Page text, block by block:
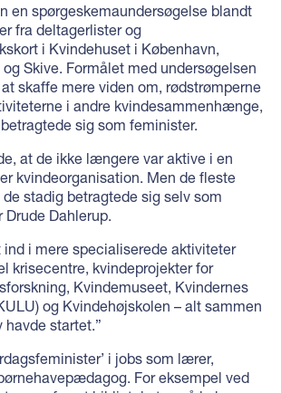
en spørgeskemaundersøgelse blandt
fra deltagerlister og
i Kvindehuset i København,
Skive. Formålet med undersøgelsen
skaffe mere viden om, rødstrømperne
i andre kvindesammenhænge,
sig som feminister.
at de ikke længere var aktive i en
kvindeorganisation. Men de fleste
stadig betragtede sig selv som
Dahlerup.
ind i mere specialiserede aktiviteter
krisecentre, kvindeprojekter for
Kvindemuseet, Kvindernes
og Kvindehøjskolen – alt sammen
havde startet.”
i jobs som lærer,
For eksempel ved